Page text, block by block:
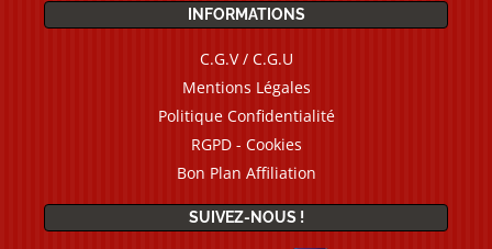
INFORMATIONS
C.G.V / C.G.U
Mentions Légales
Politique Confidentialité
RGPD - Cookies
Bon Plan Affiliation
SUIVEZ-NOUS !